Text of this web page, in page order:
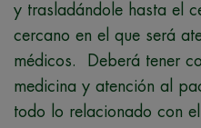
y trasladándole hasta el
cercano en el que será
médicos. Deberá tener
medicina y atención al
todo lo relacionado con